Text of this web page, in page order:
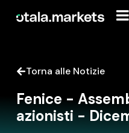
Torna alle Notizie
Fenice -
azionisti -